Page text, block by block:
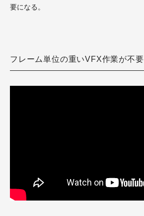
要になる。
フレーム単位の重いVFX作業が不要